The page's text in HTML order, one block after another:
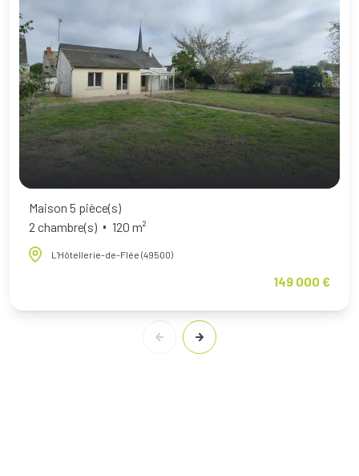
Maison 5 pièce(s)
2 chambre(s)
120 m²
L'Hôtellerie-de-Flée (49500)
149 000 €